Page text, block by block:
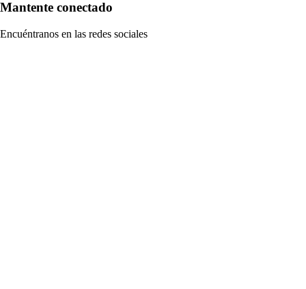
Mantente conectado
Encuéntranos en las redes sociales